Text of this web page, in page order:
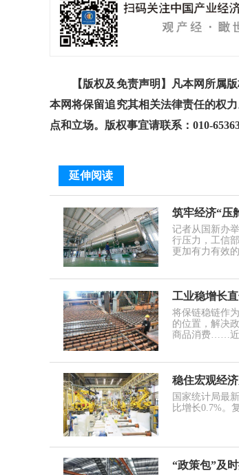
【版权及免责声明】凡本网所属版
本网将保留追究其相关法律责任的权
点和立场。版权事宜请联系：010-
延伸阅读
筑牢经济“压
记者从国新办
行压力，工信
更加有力有效
工业稳增长
将保链稳链作
的位置，解决
商品消费……近
稳住宏观经
国家统计局最
比增长0.7%。
“政策包”及